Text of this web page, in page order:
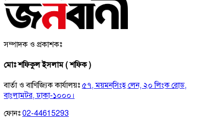
সম্পাদক ও প্রকাশকঃ
মোঃ শফিকুল ইসলাম ( শফিক )
বার্তা ও বাণিজ্যিক কার্যালয়ঃ ৫৭, ময়মনসিংহ লেন, ২০ লিংক রোড,
বাংলামটর, ঢাকা-১০০০।
ফোনঃ 02-44615293